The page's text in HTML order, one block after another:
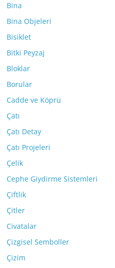
Bina
Bina Objeleri
Bisiklet
Bitki Peyzaj
Bloklar
Borular
Cadde ve Köprü
Çatı
Çatı Detay
Çatı Projeleri
Çelik
Cephe Giydirme Sistemleri
Çiftlik
Çitler
Civatalar
Çizgisel Semboller
Çizim